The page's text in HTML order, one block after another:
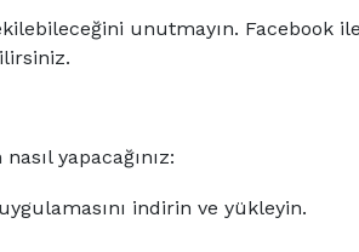
unutmayın. Facebook
yapacağınız:
indirin ve yükleyin.